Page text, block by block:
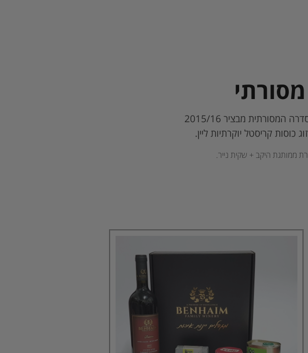
המסורתית מבציר 2015/16
כוסות קריסטל יוקרתיות ליין.
ממותגת היקב + שקית נייר.